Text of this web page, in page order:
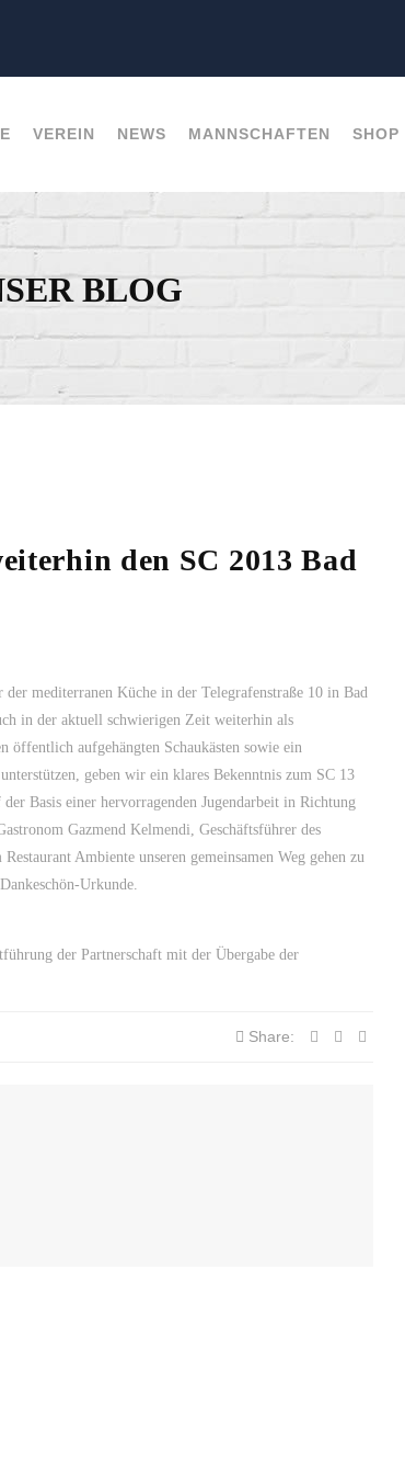
VEREIN NEWS MANNSCHAFTEN SHOP
BLOG
den SC 2013 Bad
mediterranen Küche in der Telegrafenstraße 10 in Bad
in der aktuell schwierigen Zeit weiterhin als
öffentlich aufgehängten Schaukästen sowie ein
geben wir ein klares Bekenntnis zum SC 13
Basis einer hervorragenden Jugendarbeit in Richtung
Gazmend Kelmendi, Geschäftsführer des
Ambiente unseren gemeinsamen Weg gehen zu
Urkunde.
der Partnerschaft mit der Übergabe der
Share: